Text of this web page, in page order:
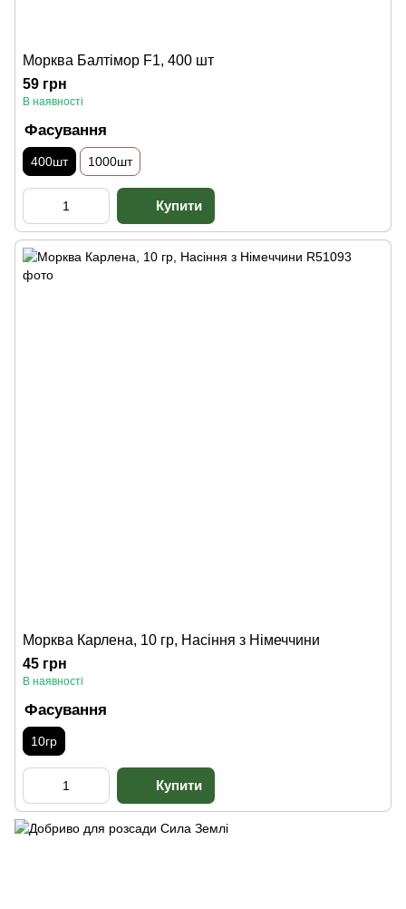
Морква Балтімор F1, 400 шт
59 грн
В наявності
Фасування
400шт 1000шт
Морква Карлена, 10 гр, Насіння з Німеччини
45 грн
В наявності
Фасування
10гр